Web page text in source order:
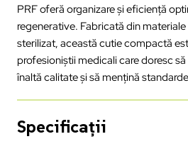
PRF oferă organizare și eficiență
regenerative. Fabricată din
sterilizat, această cutie compactă
profesioniștii medicali care doresc
înaltă calitate și să mențină
Specificații